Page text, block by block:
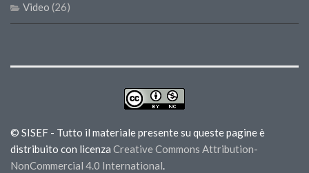
Video (26)
© SISEF - Tutto il materiale presente su queste pagine è
distribuito con licenza Creative Commons Attribution-
NonCommercial 4.0 International.